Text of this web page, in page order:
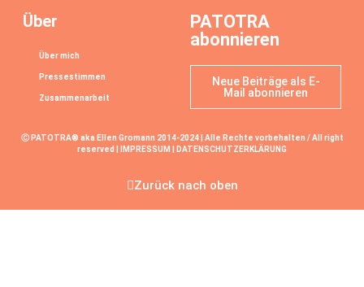
Über
Über mich
Pressestimmen
Zusammenarbeit
PATOTRA
abonnieren
Neue Beiträge als E-
Mail abonnieren
Ⓒ PATOTRA® aka Ellen Gromann 2014-2024 | Alle Rechte vorbehalten / All right
reserved |
IMPRESSUM DATENSCHUTZERKLÄRUNG
Zurück nach oben